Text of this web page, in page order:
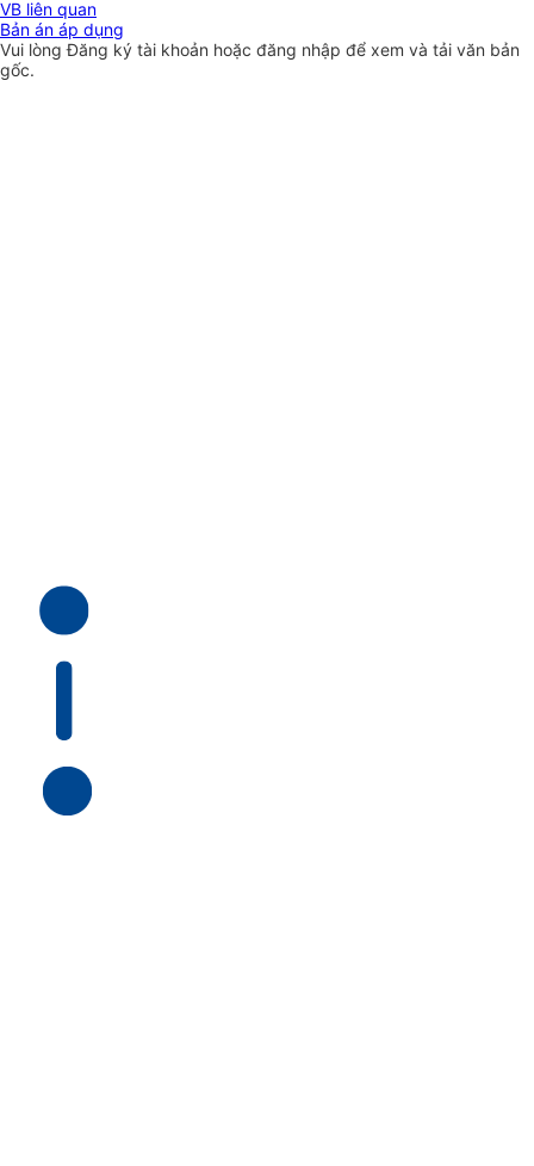
VB liên quan
Bản án áp dụng
Vui lòngĐăng ký tài khoản hoặc đăng nhập để xem và tải văn bản
gốc.